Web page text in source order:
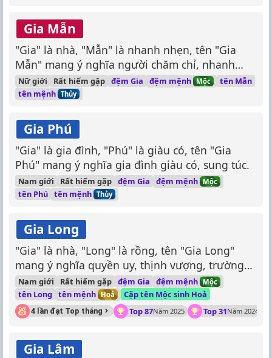
Gia Mẫn
"Gia" là nhà, "Mẫn" là nhanh nhẹn, tên "Gia
Mẫn" mang ý nghĩa người chăm chỉ, nhanh
nhẹn, giỏi giang.
Nữ giới Rất hiếm gặp đệm Gia đệm mệnh Mộc
tên Mẫn
tên mệnh Thủy
Gia Phú
"Gia" là gia đình, "Phú" là giàu có, tên "Gia
Phú" mang ý nghĩa gia đình giàu có, sung túc.
Nam giới Rất hiếm gặp đệm Gia đệm mệnh Mộc
tên Phú tên mệnh Thủy
Gia Long
"Gia" là nhà, "Long" là rồng, tên "Gia Long"
mang ý nghĩa quyền uy, thịnh vượng, trường
tồn như rồng.
Nam giới Rất hiếm gặp đệm Gia đệm mệnh Mộc
tên Long tên mệnh Hoả Cặp tên Mộc sinh Hoả
4 lần đạt Top tháng Top 87Năm 2025 Top 31Năm 2024
Gia Lâm